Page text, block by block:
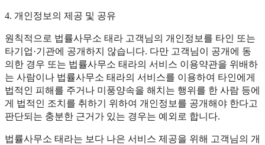
4. 개인정보의 제공 및 공유
원칙적으로 법률사무소 태라 고객님의 개인정보를 타인 또는
타기업·기관에 공개하지 않습니다. 다만 고객님이 공개에 동
의한 경우 또는 법률사무소 태라의 서비스 이용약관을 위배하
는 사람이나 법률사무소 태라의 서비스를 이용하여 타인에게
법적인 피해를 주거나 미풍양속을 해치는 행위를 한 사람 등에
게 법적인 조치를 취하기 위하여 개인정보를 공개해야 한다고
판단되는 충분한 근거가 있는 경우는 예외로 합니다.
법률사무소 태라는 보다 나은 서비스 제공을 위해 고객님의 개